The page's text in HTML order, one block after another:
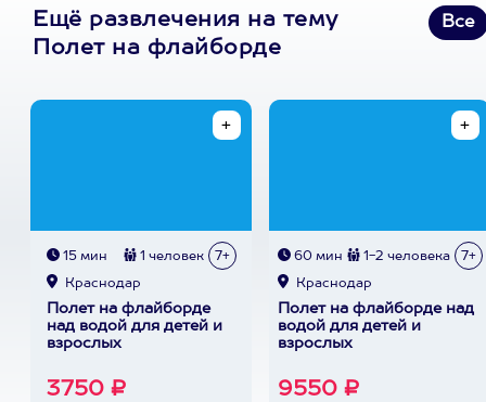
Ещё развлечения на тему
Полет на флайборде
Все
15 мин 1 человек 7+
Краснодар
Полет на флайборде
над водой для детей и
взрослых
3750 ₽
60 мин 1-2 человека 7+
Краснодар
Полет на флайборде над
водой для детей и
взрослых
9550 ₽